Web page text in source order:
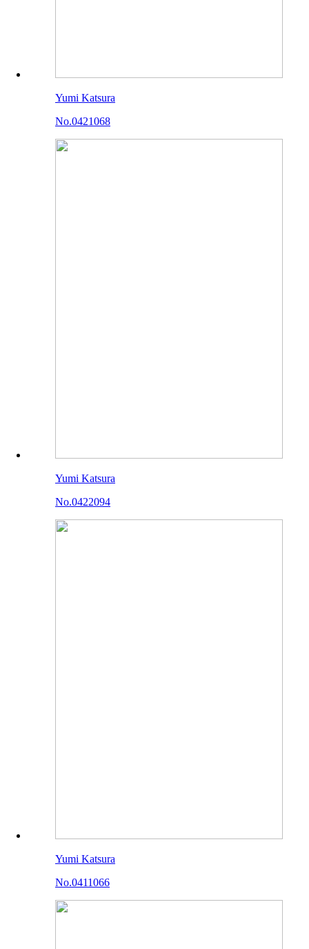
Yumi Katsura
No.0421068
Yumi Katsura
No.0422094
Yumi Katsura
No.0411066